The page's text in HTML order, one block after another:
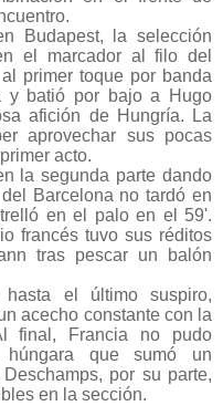
Budapest, la selección
el marcador al filo del
primer toque por banda
y batió por bajo a Hugo
afición de Hungría. La
aprovechar sus pocas
acto.
la segunda parte dando
Barcelona no tardó en
en el palo en el 59'.
francés tuvo sus réditos
tras pescar un balón
el último suspiro,
acecho constante con la
final, Francia no pudo
que sumó un
por su parte,
en la sección.